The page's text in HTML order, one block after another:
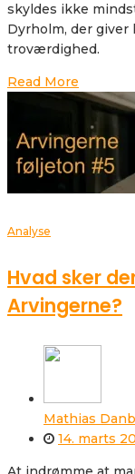
skyldes ikke
Dyrholm, der giver
troværdighed.
Read More
Analyse
Hvad sker
Arvingerne?
Mathias
14. marts